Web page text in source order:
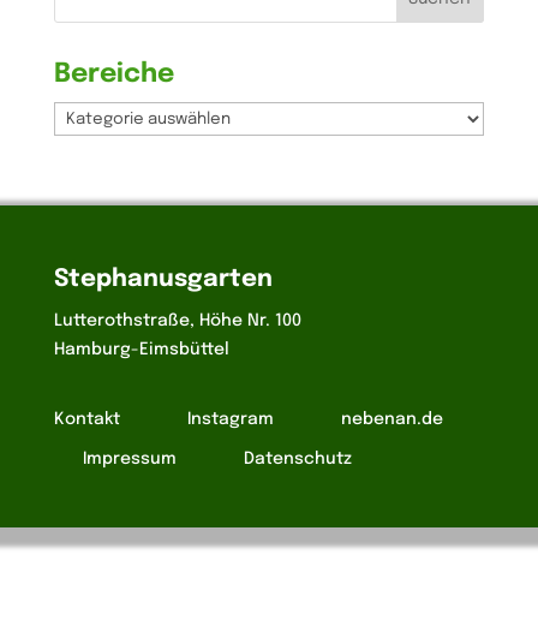
Bereiche
Bereiche
Stephanusgarten
Lutterothstraße, Höhe Nr. 100
Hamburg-Eimsbüttel
Kontakt Instagram nebenan.de
Impressum Datenschutz